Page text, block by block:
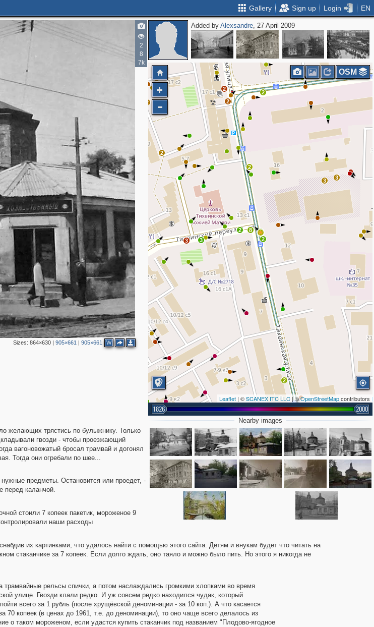
Gallery Sign up Login EN
2
8
7k
Sizes: 864×630| 905×661 | 905×661 W
Added byAlexsandre, 27 April 2009
3
2
2
2 4
2
4
8
2
3
2
3 3
2
2
2
2
2
Leaflet | ©SCANEX ITC LLC | ©OpenStreetMapcontributors
1826 2000
OSM
Nearby images
желающих трястись по булыжнику. Только
гвозди - чтобы проезжающий
вагоновожатый бросал трамвай и догонял
Тогда они огребали по шее...
предметы. Остановится или проедет, -
перед каланчой.
стоили 7 копеек пакетик, мороженое 9
наши расходы
их картинками, что удалось найти с помощью этого сайта. Детям и внукам будет что читать на
стаканчике за 7 копеек. Если долго ждать, оно таяло и можно было пить. Но этого я никогда не
трамвайные рельсы спички, а потом наслаждались громкими хлопками во время
улице. Гвозди клали редко. И уж совсем редко находился чудак, который
всего за 1 рубль (после хрущёвской деноминации - за 10 коп.). А что касается
70 копеек (в ценах до 1961, т.е. до деноминации), то оно чаще всего делалось из
о таком мороженом, если удастся купить стаканчик под названием "Плодово-ягодное